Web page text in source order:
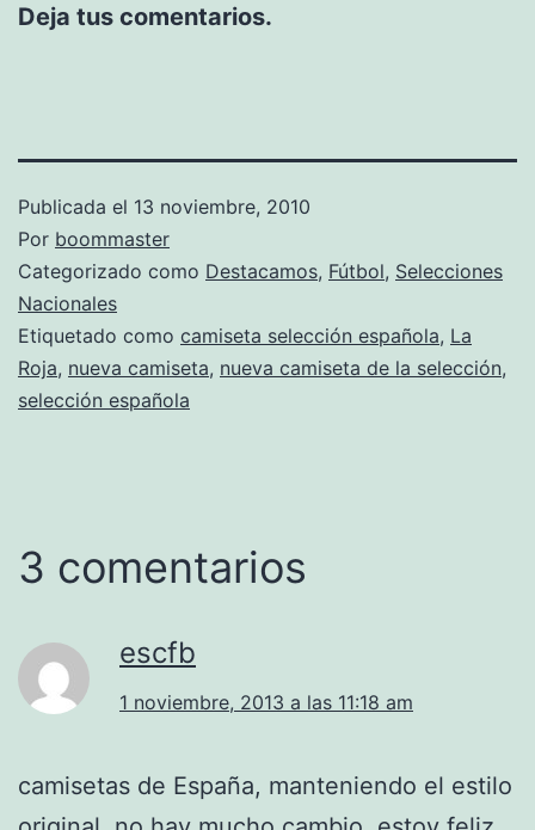
Deja tus comentarios.
Publicada el 13 noviembre, 2010
Por boommaster
Categorizado como Destacamos, Fútbol, Selecciones
Nacionales
Etiquetado como camiseta selección española, La
Roja, nueva camiseta, nueva camiseta de la selección,
selección española
3 comentarios
escfb
1 noviembre, 2013 a las 11:18 am
camisetas de España, manteniendo el estilo